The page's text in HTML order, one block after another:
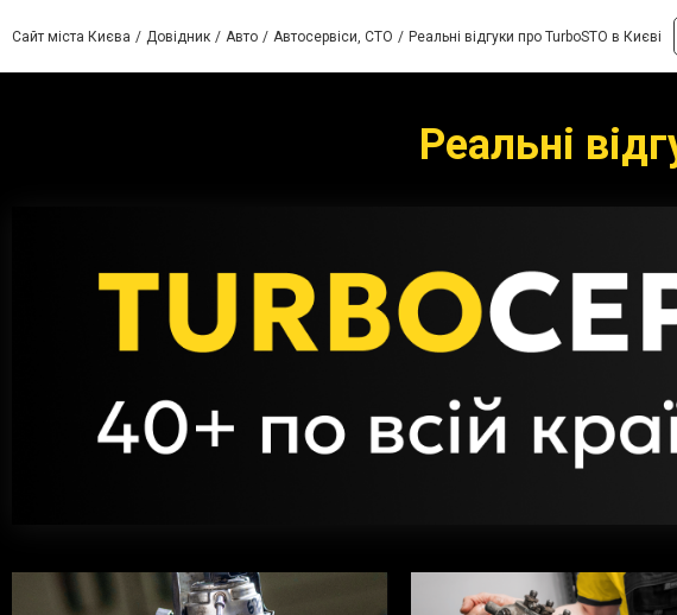
Сайт міста Києва Довідник Авто Автосервіси, СТО Реальні відгуки про TurboSTO в Києві
Реальні